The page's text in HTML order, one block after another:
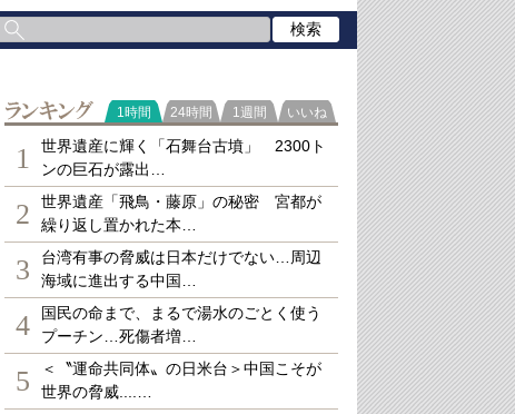
ランキング
1時間 24時間 1週間 いいね
1
世界遺産に輝く「石舞台古墳」 2300ト
ンの巨石が露出…
2
世界遺産「飛鳥・藤原」の秘密 宮都が
繰り返し置かれた本…
3
台湾有事の脅威は日本だけでない…周辺
海域に進出する中国…
4
国民の命まで、まるで湯水のごとく使う
プーチン…死傷者増…
5
＜〝運命共同体〟の日米台＞中国こそが
世界の脅威....…